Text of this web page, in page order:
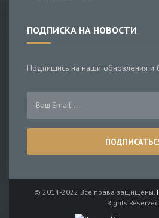
ПОДПИСКА НА НОВОСТИ
Подпишись на наши обновления и
© 2014-2022 Все права защищены.
Rights